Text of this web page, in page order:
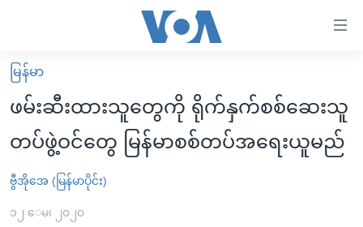
လွယ်ကူ
စေ
သည့်
များ
ပင်မ
မူလစာမျက်နှာ
မြန်မာ
ကမ္ဘာ့သတင်းများ
နိုင်ငံတကာ
ဗွီဒီယို
မြန်မာ
ဖမ်းဆီးထားသူတွေကို ရိုက်နှက်စစ်ဆေးသူ
တပ်ဖွဲ့ဝင်တွေ မြန်မာစစ်တပ်အရေးယူမည်
ဗွီအိုအေ (မြန်မာပိုင်း)
၁၂ ေမ၊ ၂၀၂၀